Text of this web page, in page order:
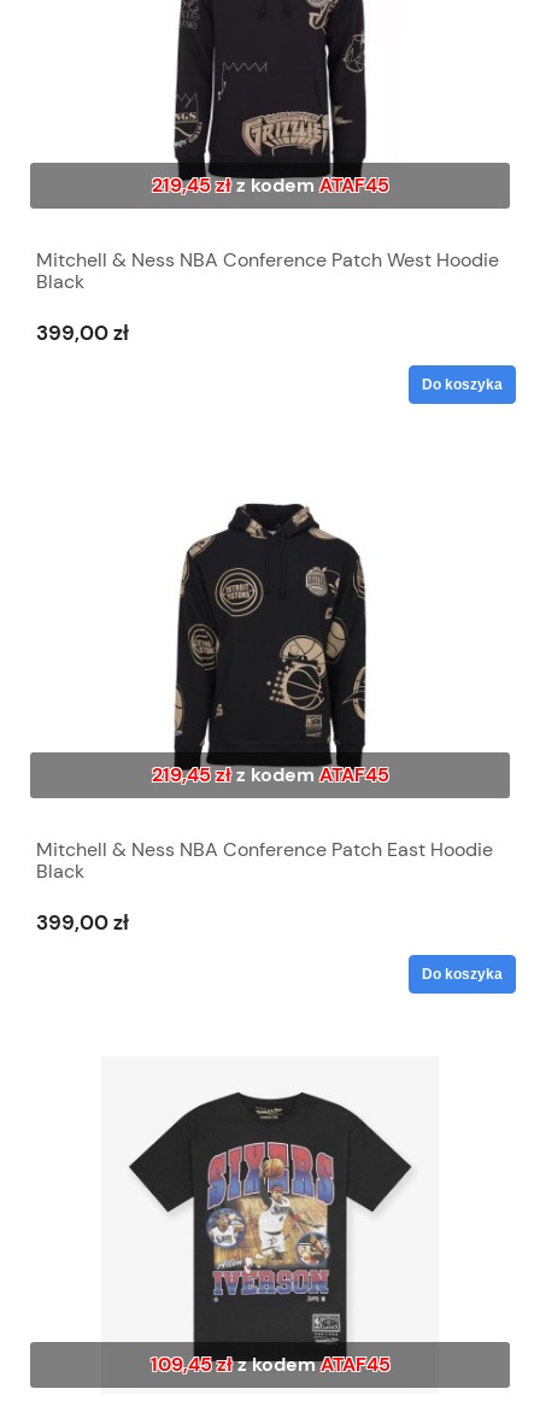
219,45 złz kodemATAF45
Mitchell & Ness NBA Conference Patch West Hoodie
Black
399,00 zł
Do koszyka
219,45 złz kodemATAF45
Mitchell & Ness NBA Conference Patch East Hoodie
Black
399,00 zł
Do koszyka
109,45 złz kodemATAF45